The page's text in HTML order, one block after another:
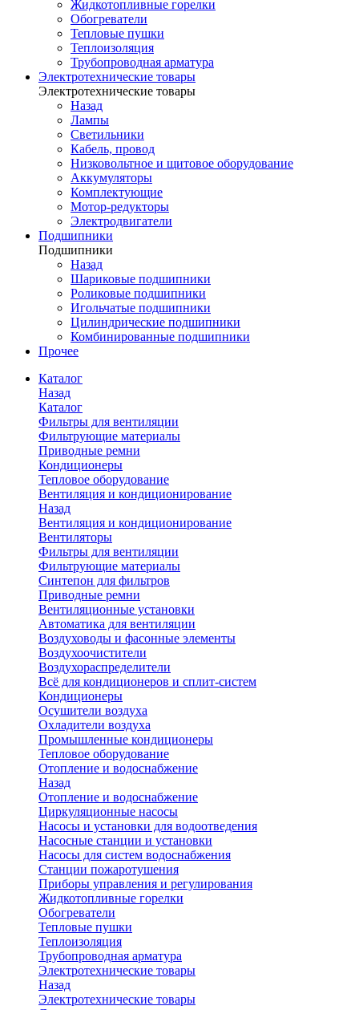
Жидкотопливные горелки
Обогреватели
Тепловые пушки
Теплоизоляция
Трубопроводная арматура
Электротехнические товары
Электротехнические товары
Назад
Лампы
Светильники
Кабель, провод
Низковольтное и щитовое оборудование
Аккумуляторы
Комплектующие
Мотор-редукторы
Электродвигатели
Подшипники
Подшипники
Назад
Шариковые подшипники
Роликовые подшипники
Игольчатые подшипники
Цилиндрические подшипники
Комбинированные подшипники
Прочее
Каталог
Назад
Каталог
Фильтры для вентиляции
Фильтрующие материалы
Приводные ремни
Кондиционеры
Тепловое оборудование
Вентиляция и кондиционирование
Назад
Вентиляция и кондиционирование
Вентиляторы
Фильтры для вентиляции
Фильтрующие материалы
Синтепон для фильтров
Приводные ремни
Вентиляционные установки
Автоматика для вентиляции
Воздуховоды и фасонные элементы
Воздухоочистители
Воздухораспределители
Всё для кондиционеров и сплит-систем
Кондиционеры
Осушители воздуха
Охладители воздуха
Промышленные кондиционеры
Тепловое оборудование
Отопление и водоснабжение
Назад
Отопление и водоснабжение
Циркуляционные насосы
Насосы и установки для водоотведения
Насосные станции и установки
Насосы для систем водоснабжения
Станции пожаротушения
Приборы управления и регулирования
Жидкотопливные горелки
Обогреватели
Тепловые пушки
Теплоизоляция
Трубопроводная арматура
Электротехнические товары
Назад
Электротехнические товары